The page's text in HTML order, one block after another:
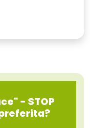
- STOP